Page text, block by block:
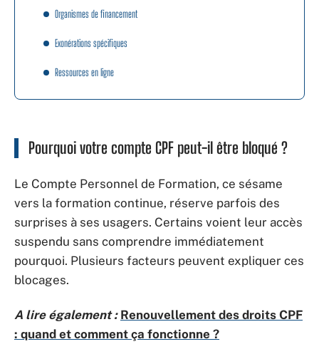
Organismes de financement
Exonérations spécifiques
Ressources en ligne
Pourquoi votre compte CPF peut-il être bloqué ?
Le Compte Personnel de Formation, ce sésame
vers la formation continue, réserve parfois des
surprises à ses usagers. Certains voient leur accès
suspendu sans comprendre immédiatement
pourquoi. Plusieurs facteurs peuvent expliquer ces
blocages.
A lire également : Renouvellement des droits CPF
: quand et comment ça fonctionne ?